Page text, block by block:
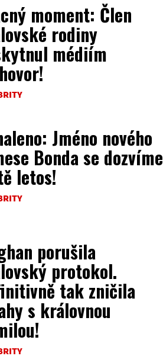
moment: Člen
rodiny
médiím
Jméno nového
Bonda se dozvíme
letos!
porušila
protokol.
tak zničila
s královnou